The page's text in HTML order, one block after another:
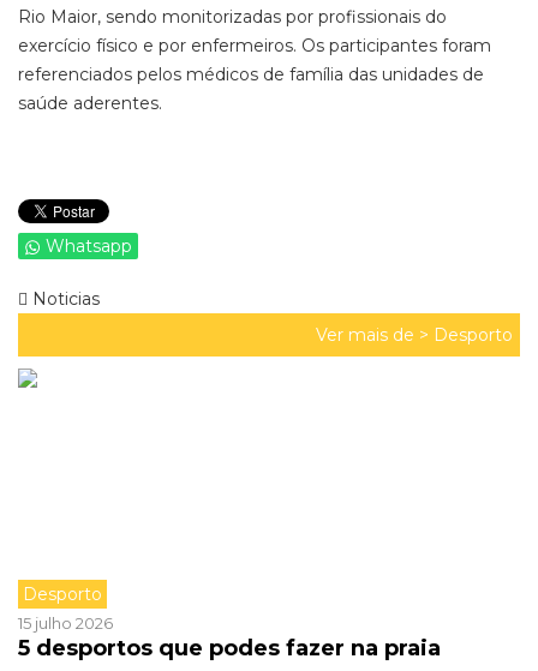
Rio Maior, sendo monitorizadas por profissionais do
exercício físico e por enfermeiros. Os participantes foram
referenciados pelos médicos de família das unidades de
saúde aderentes.
Whatsapp
Noticias
Ver mais de > Desporto
Desporto
15 julho 2026
5 desportos que podes fazer na praia